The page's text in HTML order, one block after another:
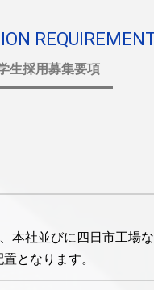
生採用募集要項
本社並びに四日市工場
となります。